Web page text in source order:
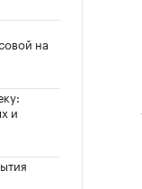
на
и